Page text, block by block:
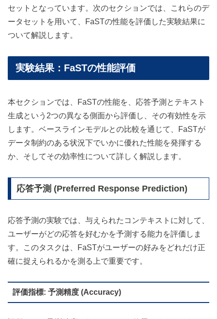
セットとなっています。次のセクションでは、これらのデ
ータセットを用いて、FaSTの性能を評価した実験結果に
ついて解説します。
実験結果：FaSTの性能評価
本セクションでは、FaSTの性能を、応答予測とテキスト
生成という2つの異なる側面から評価し、その有効性を示
します。ベースラインモデルとの比較を通じて、FaSTが
データ制約のある状況下でいかに優れた性能を発揮する
か、そしてその効率性について詳しく解説します。
応答予測 (Preferred Response Prediction)
応答予測の実験では、与えられたコンテキストに対して、
ユーザーがどの応答を好むかを予測する能力を評価しま
す。このタスクは、FaSTがユーザーの好みをどれだけ正
確に捉えられるかを測る上で重要です。
評価指標: 予測精度 (Accuracy)